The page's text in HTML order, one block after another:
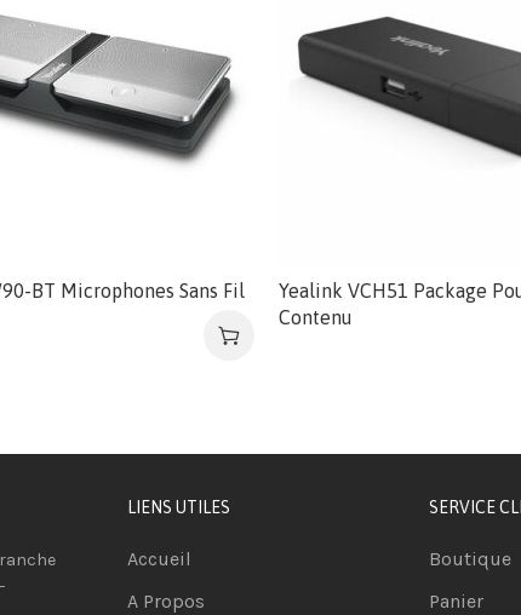
BT Microphones Sans Fil
Yealink VCH51 Package
Contenu
LIENS UTILES
Accueil
A Propos
SERVICE
Boutique
Panier